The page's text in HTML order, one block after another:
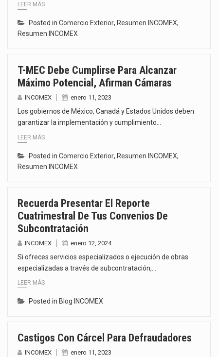
LEER MÁS
Posted in Comercio Exterior, Resumen INCOMEX,
Resumen INCOMEX
T-MEC Debe Cumplirse Para Alcanzar
Máximo Potencial, Afirman Cámaras
INCOMEX enero 11, 2023
Los gobiernos de México, Canadá y Estados Unidos deben
garantizar la implementación y cumplimiento…
LEER MÁS
Posted in Comercio Exterior, Resumen INCOMEX,
Resumen INCOMEX
Recuerda Presentar El Reporte
Cuatrimestral De Tus Convenios De
Subcontratación
INCOMEX enero 12, 2024
Si ofreces servicios especializados o ejecución de obras
especializadas a través de subcontratación,…
LEER MÁS
Posted in Blog INCOMEX
Castigos Con Cárcel Para Defraudadores
INCOMEX enero 11, 2023